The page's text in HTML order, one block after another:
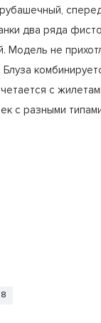
два ряда
не
с
с разными